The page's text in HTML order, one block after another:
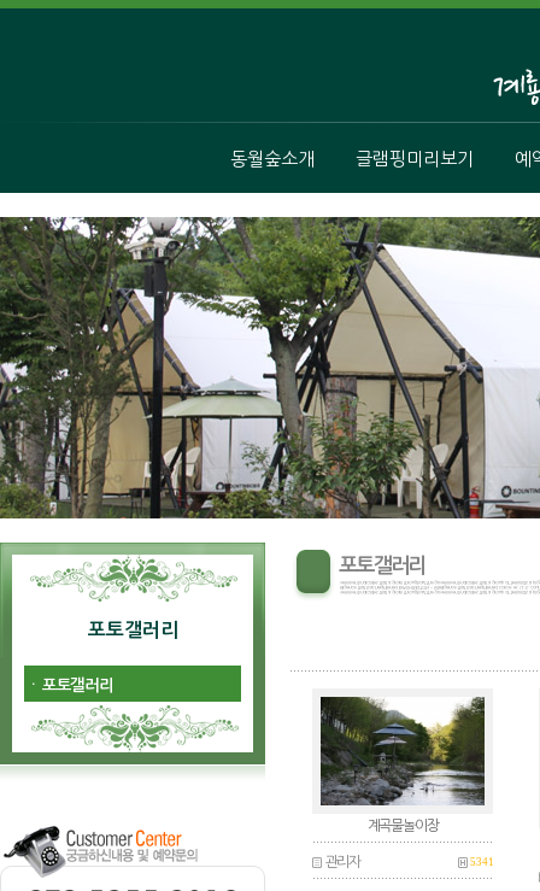
동월숲소개 글램핑미리보기 예
포토갤러리
ㆍ 포토갤러리
포토갤러리
계곡물놀이장
관리자 5341